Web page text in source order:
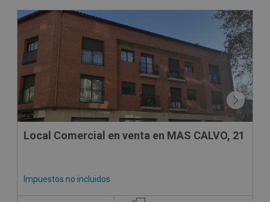
CONDICIONES ESPECIALES
Local Comercial en venta en MAS CALVO, 21
Impuestos no incluidos